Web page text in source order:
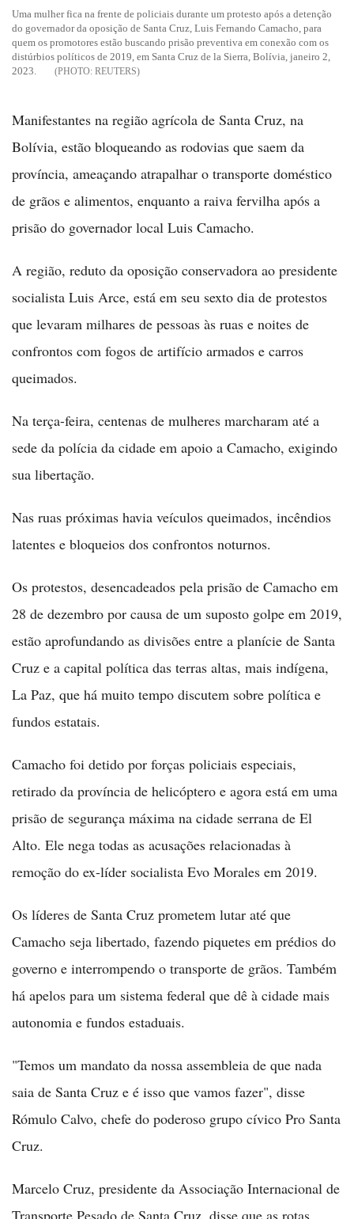
Uma mulher fica na frente de policiais durante um protesto após a detenção
do governador da oposição de Santa Cruz, Luis Fernando Camacho, para
quem os promotores estão buscando prisão preventiva em conexão com os
distúrbios políticos de 2019, em Santa Cruz de la Sierra, Bolívia, janeiro 2,
2023.
REUTERS
Manifestantes na região agrícola de Santa Cruz, na
Bolívia, estão bloqueando as rodovias que saem da
província, ameaçando atrapalhar o transporte doméstico
de grãos e alimentos, enquanto a raiva fervilha após a
prisão do governador local Luis Camacho.
A região, reduto da oposição conservadora ao presidente
socialista Luis Arce, está em seu sexto dia de protestos
que levaram milhares de pessoas às ruas e noites de
confrontos com fogos de artifício armados e carros
queimados.
Na terça-feira, centenas de mulheres marcharam até a
sede da polícia da cidade em apoio a Camacho, exigindo
sua libertação.
Nas ruas próximas havia veículos queimados, incêndios
latentes e bloqueios dos confrontos noturnos.
Os protestos, desencadeados pela prisão de Camacho em
28 de dezembro por causa de um suposto golpe em 2019,
estão aprofundando as divisões entre a planície de Santa
Cruz e a capital política das terras altas, mais indígena,
La Paz, que há muito tempo discutem sobre política e
fundos estatais.
Camacho foi detido por forças policiais especiais,
retirado da província de helicóptero e agora está em uma
prisão de segurança máxima na cidade serrana de El
Alto. Ele nega todas as acusações relacionadas à
remoção do ex-líder socialista Evo Morales em 2019.
Os líderes de Santa Cruz prometem lutar até que
Camacho seja libertado, fazendo piquetes em prédios do
governo e interrompendo o transporte de grãos. Também
há apelos para um sistema federal que dê à cidade mais
autonomia e fundos estaduais.
"Temos um mandato da nossa assembleia de que nada
saia de Santa Cruz e é isso que vamos fazer", disse
Rómulo Calvo, chefe do poderoso grupo cívico Pro Santa
Cruz.
Marcelo Cruz, presidente da Associação Internacional de
Transporte Pesado de Santa Cruz, disse que as rotas